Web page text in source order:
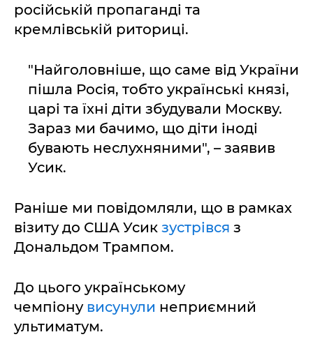
російській пропаганді та
кремлівській риториці.
"Найголовніше, що саме від України
пішла Росія, тобто українські князі,
царі та їхні діти збудували Москву.
Зараз ми бачимо, що діти іноді
бувають неслухняними", – заявив
Усик.
Раніше ми повідомляли, що в рамках
візиту до США Усик зустрівся з
Дональдом Трампом.
До цього українському
чемпіону висунули неприємний
ультиматум.